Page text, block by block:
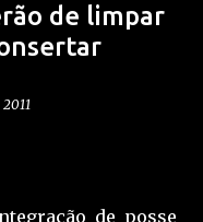
de limpar
de posse